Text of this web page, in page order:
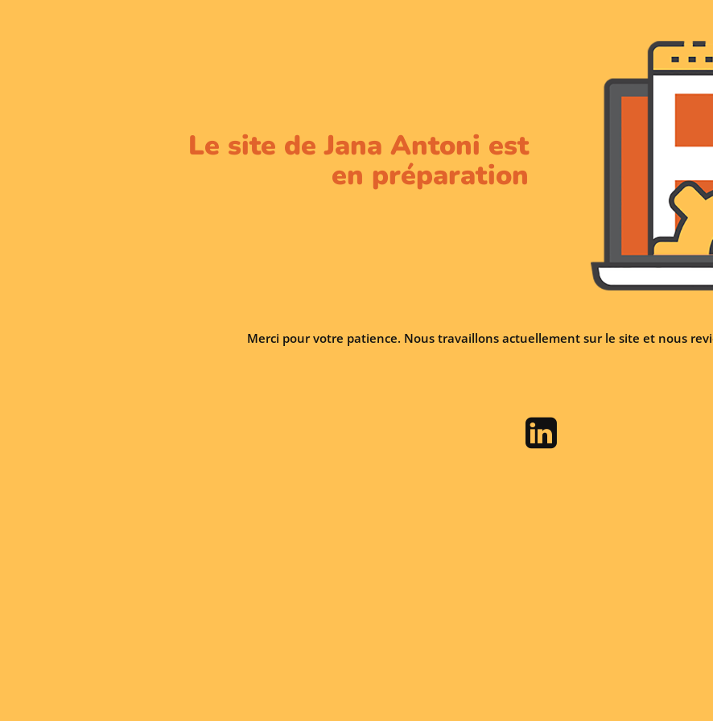
Le site de Jana Antoni est
en préparation
Merci pour votre patience. Nous travaillons actuellement sur le site et nous